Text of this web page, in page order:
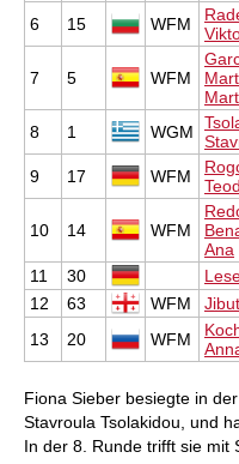
6 15 WFM
7 5 WFM
8 1 WGM
9 17 WFM
10 14 WFM
Ana
11 30
12
63 WFM
13
20 WFM
Fiona Sieber besiegte in
Stavroula Tsolakidou, und
In der 8. Runde trifft sie mit